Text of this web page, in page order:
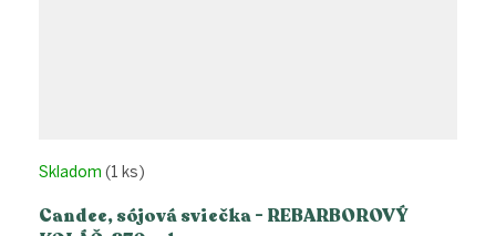
Candee, sójová sviečka - REBARBOROVÝ
Skladom (1 ks)